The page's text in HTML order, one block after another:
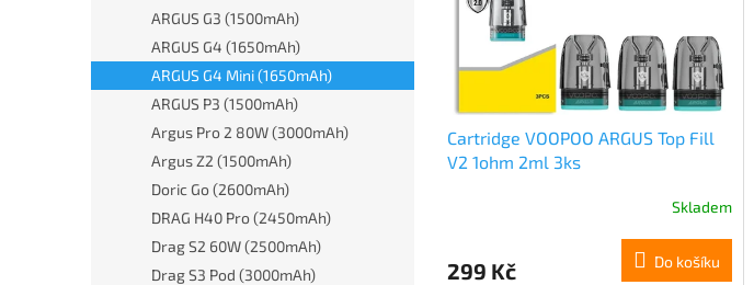
ARGUS G3 (1500mAh)
ARGUS G4 (1650mAh)
ARGUS G4 Mini (1650mAh)
ARGUS P3 (1500mAh)
Argus Pro 2 80W (3000mAh)
Argus Z2 (1500mAh)
Doric Go (2600mAh)
DRAG H40 Pro (2450mAh)
Drag S2 60W (2500mAh)
Drag S3 Pod (3000mAh)
Cartridge VOOPOO ARGUS Top Fill
V2 1ohm 2ml 3ks
Skladem
299 Kč Do košíku